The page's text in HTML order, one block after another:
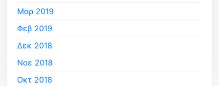
Μαρ 2019
Φεβ 2019
Δεκ 2018
Νοε 2018
Οκτ 2018